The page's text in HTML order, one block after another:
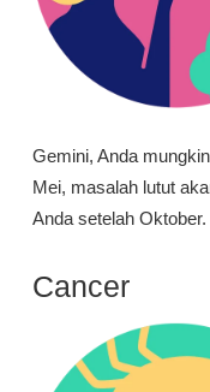
Gemini, Anda
Mei, masalah lutut
Anda setelah Oktober.
Cancer